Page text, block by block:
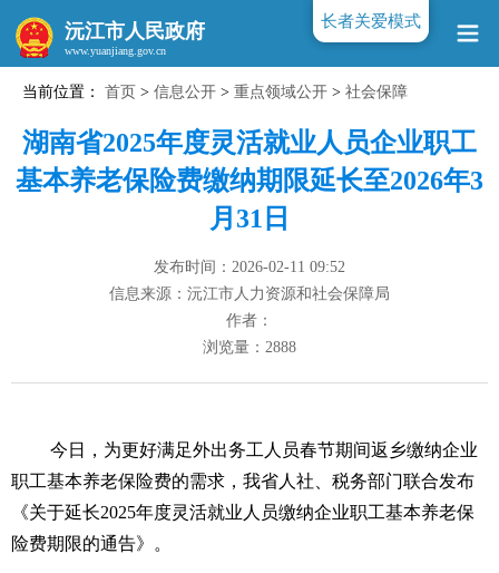
沅江市人民政府
当前位置： 首页 > 信息公开 > 重点领域公开 > 社会保障
湖南省2025年度灵活就业人员企业职工
基本养老保险费缴纳期限延长至2026年3
月31日
发布时间：2026-02-11 09:52
信息来源：沅江市人力资源和社会保障局
作者：
浏览量： 2888
今日，为更好满足外出务工人员春节期间返乡缴纳企业
职工基本养老保险费的需求，我省人社、税务部门联合发布
《关于延长2025年度灵活就业人员缴纳企业职工基本养老保
险费期限的通告》。
长者关爱模式